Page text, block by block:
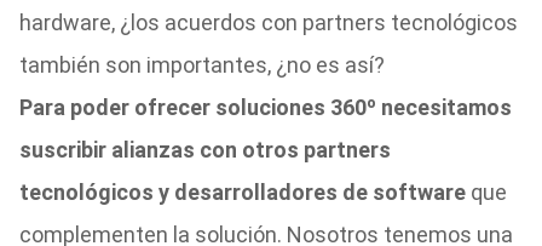
hardware, ¿los acuerdos con partners tecnológicos
también son importantes, ¿no es así?
Para poder ofrecer soluciones 360º necesitamos
suscribir alianzas con otros partners
tecnológicos y desarrolladores de softwareque
complementen la solución. Nosotros tenemos una